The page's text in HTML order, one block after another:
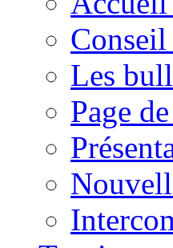
Les
Page